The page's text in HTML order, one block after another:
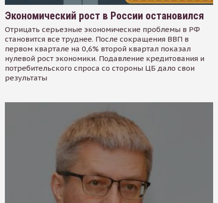
Экономический рост в России остановился
Отрицать серьезные экономические проблемы в РФ
становится все труднее. После сокращения ВВП в
первом квартале на 0,6% второй квартал показал
нулевой рост экономики. Подавление кредитования и
потребительского спроса со стороны ЦБ дало свои
результаты